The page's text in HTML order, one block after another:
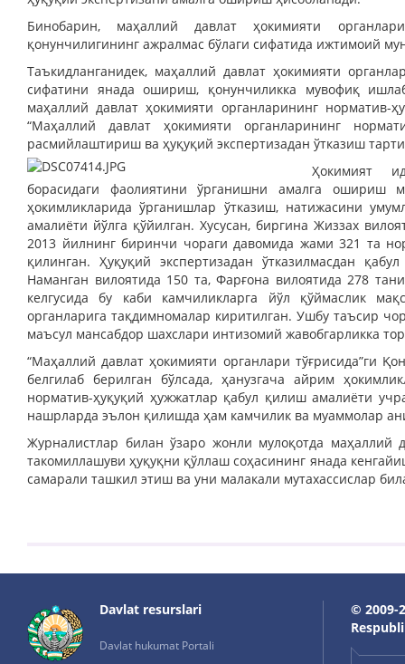
Бинобарин, маҳаллий давлат ҳокимияти
қонунчилигининг ажралмас бўлаги сифатида ижтимоий
Таъкидланганидек, маҳаллий давлат ҳокимияти
сифатини янада ошириш, қонунчиликка мувофиқ
маҳаллий давлат ҳокимияти органларининг норматив-
“Маҳаллий давлат ҳокимияти органларининг
расмийлаштириш ва ҳуқуқий экспертизадан ўтказиш
Ҳокимият
борасидаги фаолиятини ўрганишни амалга ошириш
ҳокимликларида ўрганишлар ўтказиш, натижасини
амалиёти йўлга қўйилган. Хусусан, биргина Жиззах
2013 йилнинг биринчи чораги давомида жами 321 та
қилинган. Ҳуқуқий экспертизадан ўтказилмасдан
Наманган вилоятида 150 та, Фарғона вилоятида 278
келгусида бу каби камчиликларга йўл қўймаслик
органларига тақдимномалар киритилган. Ушбу таъсир
маъсул мансабдор шахслари интизомий жавобгарликка
“Маҳаллий давлат ҳокимияти органлари тўғрисида”ги
белгилаб берилган бўлсада, ҳанузгача айрим
норматив-ҳуқуқий ҳужжатлар қабул қилиш амалиёти
нашрларда эълон қилишда ҳам камчилик ва муаммолар
Журналистлар билан ўзаро жонли мулоқотда маҳаллий
такомиллашуви ҳуқуқни қўллаш соҳасининг янада
самарали ташкил этиш ва уни малакали мутахассислар
Davlat resurslari
Davlat hukumat Portali
© 2009-